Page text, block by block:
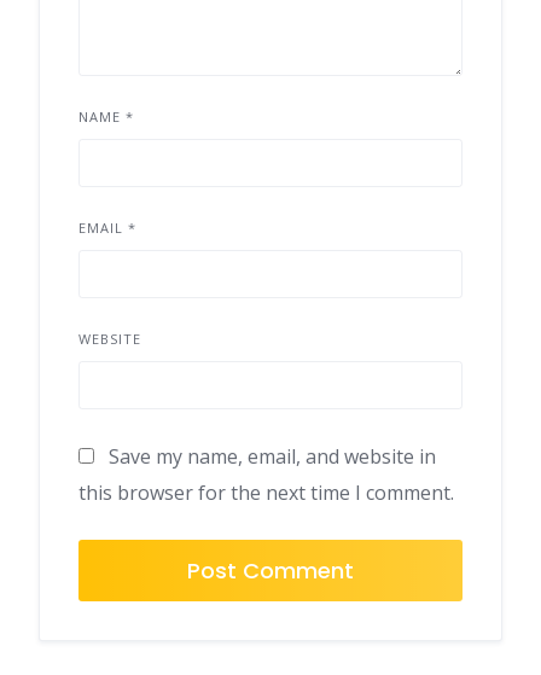
NAME *
EMAIL *
WEBSITE
Save my name, email, and website in
this browser for the next time I comment.